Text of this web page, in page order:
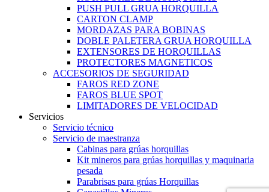
PUSH PULL GRUA HORQUILLA
CARTON CLAMP
MORDAZAS PARA BOBINAS
DOBLE PALETERA GRUA HORQUILLA
EXTENSORES DE HORQUILLAS
PROTECTORES MAGNETICOS
ACCESORIOS DE SEGURIDAD
FAROS RED ZONE
FAROS BLUE SPOT
LIMITADORES DE VELOCIDAD
Servicios
Servicio técnico
Servicio de maestranza
Cabinas para grúas horquillas
Kit mineros para grúas horquillas y maquinaria
pesada
Parabrisas para grúas Horquillas